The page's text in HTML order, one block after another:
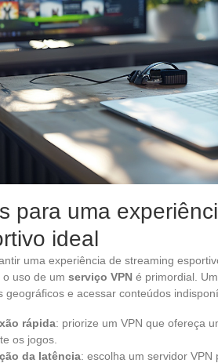
para uma
ideal
uma experiência de streaming
o uso de um serviço VPN é primordial.
geográficos e acessar conteúdos
rápida: priorize um VPN que ofereça
os jogos.
da latência: escolha um servidor